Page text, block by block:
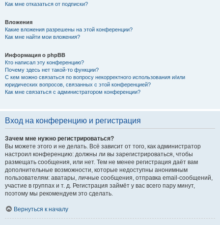
Как мне отказаться от подписки?
Вложения
Какие вложения разрешены на этой конференции?
Как мне найти мои вложения?
Информация о phpBB
Кто написал эту конференцию?
Почему здесь нет такой-то функции?
С кем можно связаться по вопросу некорректного использования и/или
юридических вопросов, связанных с этой конференцией?
Как мне связаться с администратором конференции?
Вход на конференцию и регистрация
Зачем мне нужно регистрироваться?
Вы можете этого и не делать. Всё зависит от того, как администратор
настроил конференцию: должны ли вы зарегистрироваться, чтобы
размещать сообщения, или нет. Тем не менее регистрация даёт вам
дополнительные возможности, которые недоступны анонимным
пользователям: аватары, личные сообщения, отправка email-сообщений,
участие в группах и т. д. Регистрация займёт у вас всего пару минут,
поэтому мы рекомендуем это сделать.
Вернуться к началу